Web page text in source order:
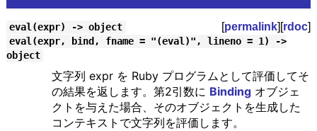
eval(expr) -> object [permalink][rdoc]
eval(expr, bind, fname = "(eval)", lineno = 1) ->
object
文字列 expr を Ruby プログラムとして評価してそ
の結果を返します。第2引数に Bindingオブジェ
クトを与えた場合、そのオブジェクトを生成した
コンテキストで文字列を評価します。